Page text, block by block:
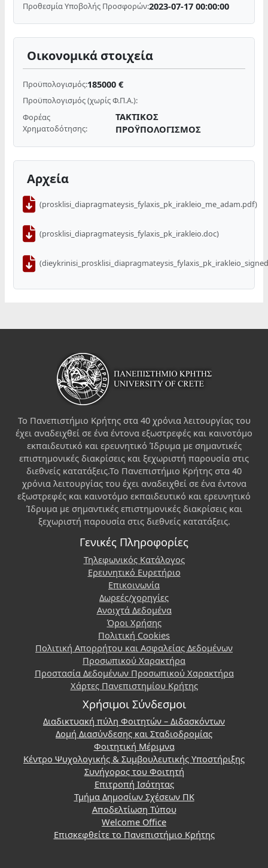
Προθεσμία Υποβολής Προσφορών:2023-07-17 00:00:00
Οικονομικά στοιχεία
Προϋπολογισμός:185000 €
Προϋπολογισμός (χωρίς Φ.Π.Α.):
Φορέας
Χρηματοδότησης:
ΤΑΚΤΙΚΟΣ
ΠΡΟΫΠΟΛΟΓΙΣΜΟΣ
Αρχεία
(prosklisi_diapragmateysis_fylaxis_pk_irakleio_me_adam.pdf)
(prosklisi_diapragmateysis_fylaxis_pk_irakleio.doc)
Το Πανεπιστήμιο Κρήτης στα 40 χρόνια λειτουργίας του
έχει αναδειχθεί σε ένα έντονα εξωστρεφές και καινοτόμο
εκπαιδευτικό και ερευνητικό Ίδρυμα με σημαντικές
επιστημονικές διακρίσεις και ξεχωριστή παρουσία στις
διεθνείς κατατάξεις.Το Πανεπιστήμιο Κρήτης στα 40
χρόνια λειτουργίας του έχει αναδειχθεί σε ένα έντονα
εξωστρεφές και καινοτόμο εκπαιδευτικό και ερευνητικό
Ίδρυμα με σημαντικές επιστημονικές διακρίσεις και
ξεχωριστή παρουσία στις διεθνείς κατατάξεις.
Γενικές Πληροφορίες
Τηλεφωνικός Κατάλογος
Ερευνητικό Ευρετήριο
Επικοινωνία
Δωρεές/χορηγίες
Ανοιχτά Δεδομένα
Όροι Χρήσης
Πολιτική Cookies
Πολιτική Απορρήτου και Ασφαλείας Δεδομένων
Προσωπικού Χαρακτήρα
Προστασία Δεδομένων Προσωπικού Χαρακτήρα
Χάρτες Πανεπιστημίου Κρήτης
Χρήσιμοι Σύνδεσμοι
Διαδικτυακή πύλη Φοιτητών – Διδασκόντων
Δομή Διασύνδεσης και Σταδιοδρομίας
Φοιτητική Μέριμνα
Κέντρο Ψυχολογικής & Συμβουλευτικής Υποστήριξης
Συνήγορος του Φοιτητή
Επιτροπή Ισότητας
Τμήμα Δημοσίων Σχέσεων ΠΚ
Αποδελτίωση Τύπου
Welcome Office
Επισκεφθείτε το Πανεπιστήμιο Κρήτης